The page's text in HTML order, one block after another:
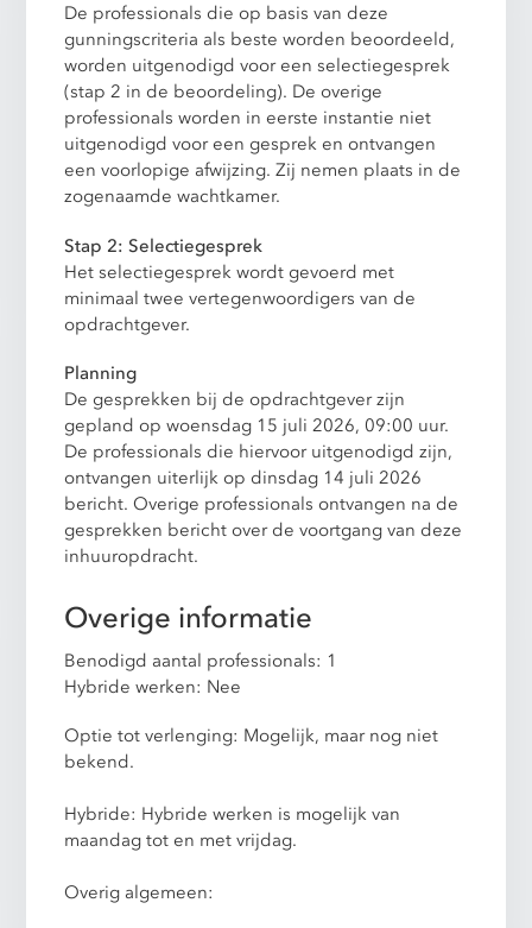
De professionals die op basis van deze
gunningscriteria als beste worden beoordeeld,
worden uitgenodigd voor een selectiegesprek
(stap 2 in de beoordeling). De overige
professionals worden in eerste instantie niet
uitgenodigd voor een gesprek en ontvangen
een voorlopige afwijzing. Zij nemen plaats in de
zogenaamde wachtkamer.
Stap 2: Selectiegesprek
Het selectiegesprek wordt gevoerd met
minimaal twee vertegenwoordigers van de
opdrachtgever.
Planning
De gesprekken bij de opdrachtgever zijn
gepland op woensdag 15 juli 2026, 09:00 uur.
De professionals die hiervoor uitgenodigd zijn,
ontvangen uiterlijk op dinsdag 14 juli 2026
bericht. Overige professionals ontvangen na de
gesprekken bericht over de voortgang van deze
inhuuropdracht.
Overige informatie
Benodigd aantal professionals: 1
Hybride werken: Nee
Optie tot verlenging: Mogelijk, maar nog niet
bekend.
Hybride: Hybride werken is mogelijk van
maandag tot en met vrijdag.
Overig algemeen: